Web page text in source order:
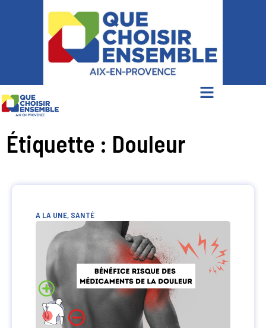
Étiquette : Douleur
A LA UNE, SANTÉ